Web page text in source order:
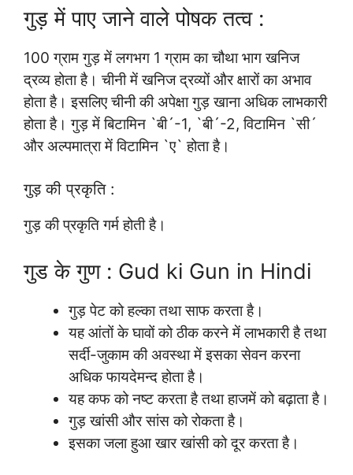
गुड़ में पाए जाने वाले पोषक तत्व :
100 ग्राम गुड़ में लगभग 1 ग्राम का चौथा भाग खनिज
द्रव्य होता है। चीनी में खनिज द्रव्यों और क्षारों का अभाव
होता है। इसलिए चीनी की अपेक्षा गुड़ खाना अधिक लाभकारी
होता है। गुड़ में बिटामिन `बी´-1, `बी´-2, विटामिन `सी´
और अल्पमात्रा में विटामिन `ए` होता है।
गुड़ की प्रकृति :
गुड़ की प्रकृति गर्म होती है।
गुड के गुण : Gud ki Gun in Hindi
गुड़ पेट को हल्का तथा साफ करता है।
यह आंतों के घावों को ठीक करने में लाभकारी है तथा
सर्दी-जुकाम की अवस्था में इसका सेवन करना
अधिक फायदेमन्द होता है।
यह कफ को नष्ट करता है तथा हाजमें को बढ़ाता है।
गुड़ खांसी और सांस को रोकता है।
इसका जला हुआ खार खांसी को दूर करता है।